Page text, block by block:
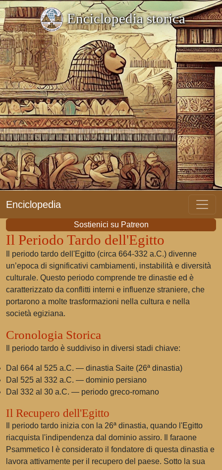
Enciclopedia storica
Enciclopedia
Sostienici su Patreon
Il Periodo Tardo dell'Egitto
Il periodo tardo dell'Egitto (circa 664-332 a.C.) divenne
un’epoca di significativi cambiamenti, instabilità e diversità
culturale. Questo periodo comprende tre dinastie ed è
caratterizzato da conflitti interni e influenze straniere, che
portarono a molte trasformazioni nella cultura e nella
società egiziana.
Cronologia Storica
Il periodo tardo è suddiviso in diversi stadi chiave:
Dal 664 al 525 a.C. — dinastia Saite (26ª dinastia)
Dal 525 al 332 a.C. — dominio persiano
Dal 332 al 30 a.C. — periodo greco-romano
Il Recupero dell'Egitto
Il periodo tardo inizia con la 26ª dinastia, quando l'Egitto
riacquista l'indipendenza dal dominio assiro. Il faraone
Psammetico I è considerato il fondatore di questa dinastia e
lavora attivamente per il recupero del paese. Sotto la sua